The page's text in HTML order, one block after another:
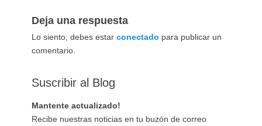
Deja una respuesta
Lo siento, debes estar conectado para publicar un
comentario.
Suscribir al Blog
Mantente actualizado!
Recibe nuestras noticias en tu buzón de correo